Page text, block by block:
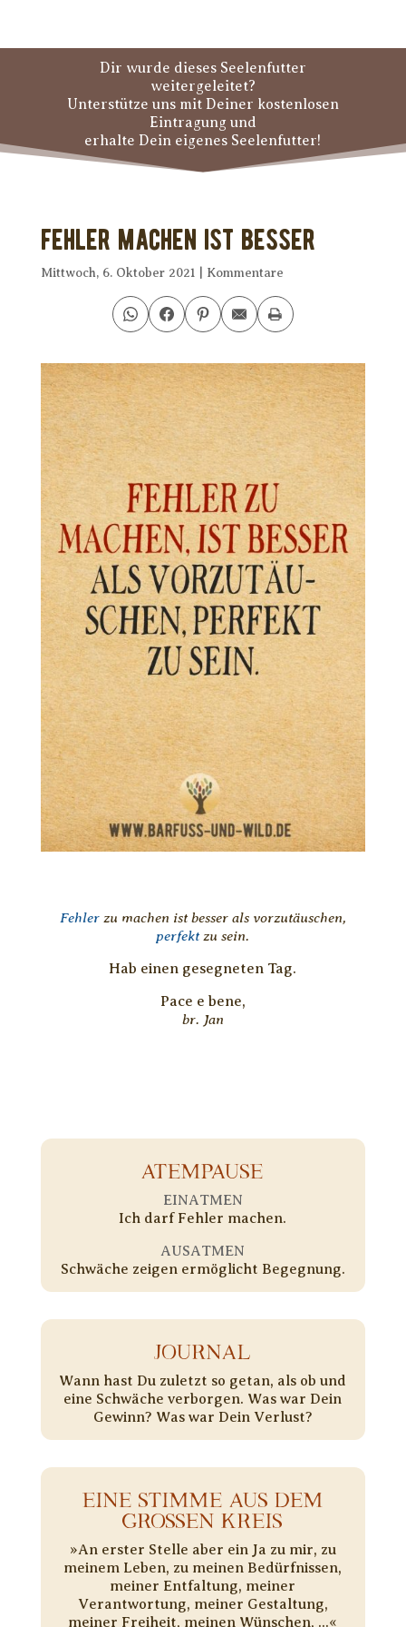
Dir wurde dieses Seelenfutter
weitergeleitet?
Unterstütze uns mit Deiner kostenlosen
Eintragung und
erhalte Dein eigenes Seelenfutter!
Fehler machen ist besser
Mittwoch, 6. Oktober 2021 Kommentare
Fehlerzu machen ist besser als vorzutäuschen,
perfektzu sein.
Hab einen gesegneten Tag.
Pace e bene,
br. Jan
ATEMPAUSE
EINATMEN
Ich darf Fehler machen.
AUSATMEN
Schwäche zeigen ermöglicht Begegnung.
JOURNAL
Wann hast Du zuletzt so getan, als ob und
eine Schwäche verborgen. Was war Dein
Gewinn? Was war Dein Verlust?
EINE STIMME AUS DEM
GROSSEN KREIS
»An erster Stelle aber ein Ja zu mir, zu
meinem Leben, zu meinen Bedürfnissen,
meiner Entfaltung, meiner
Verantwortung, meiner Gestaltung,
meiner Freiheit, meinen Wünschen, ...«